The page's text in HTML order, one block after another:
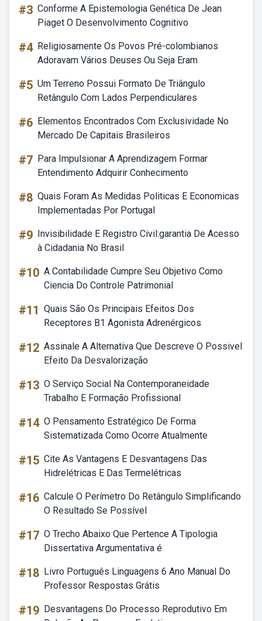
#3 Conforme A Epistemologia Genética De Jean
Piaget O Desenvolvimento Cognitivo
#4 Religiosamente Os Povos Pré-colombianos
Adoravam Vários Deuses Ou Seja Eram
#5 Um Terreno Possui Formato De Triângulo
Retângulo Com Lados Perpendiculares
#6 Elementos Encontrados Com Exclusividade No
Mercado De Capitais Brasileiros
#7 Para Impulsionar A Aprendizagem Formar
Entendimento Adquirir Conhecimento
#8 Quais Foram As Medidas Politicas E Economicas
Implementadas Por Portugal
#9 Invisibilidade E Registro Civil:garantia De Acesso
à Cidadania No Brasil
#10 A Contabilidade Cumpre Seu Objetivo Como
Ciencia Do Controle Patrimonial
#11 Quais São Os Principais Efeitos Dos
Receptores B1 Agonista Adrenérgicos
#12 Assinale A Alternativa Que Descreve O Possivel
Efeito Da Desvalorização
#13 O Serviço Social Na Contemporaneidade
Trabalho E Formação Profissional
#14 O Pensamento Estratégico De Forma
Sistematizada Como Ocorre Atualmente
#15 Cite As Vantagens E Desvantagens Das
Hidrelétricas E Das Termelétricas
#16 Calcule O Perímetro Do Retângulo Simplificando
O Resultado Se Possível
#17 O Trecho Abaixo Que Pertence A Tipologia
Dissertativa Argumentativa é
#18 Livro Português Linguagens 6 Ano Manual Do
Professor Respostas Grátis
#19 Desvantagens Do Processo Reprodutivo Em